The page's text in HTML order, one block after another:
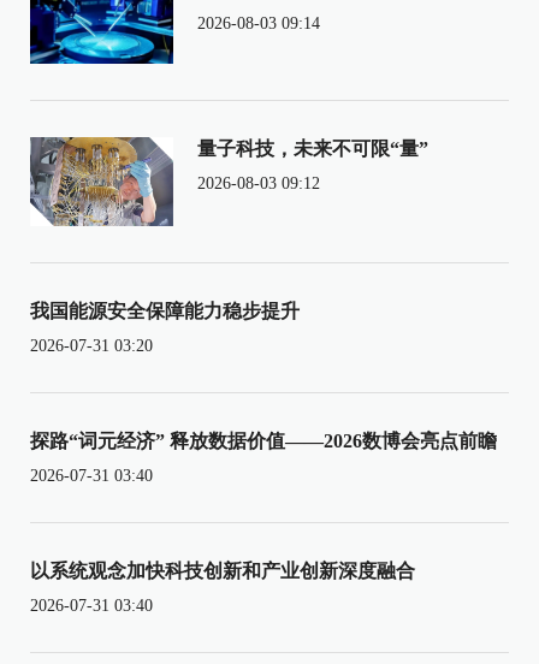
2026-08-03 09:14
量子科技，未来不可限“量”
2026-08-03 09:12
我国能源安全保障能力稳步提升
2026-07-31 03:20
探路“词元经济” 释放数据价值——2026数博会亮点前瞻
2026-07-31 03:40
以系统观念加快科技创新和产业创新深度融合
2026-07-31 03:40